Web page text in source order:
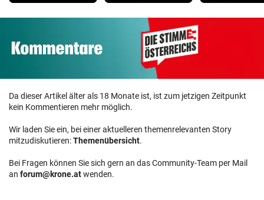
Da dieser Artikel älter als 18 Monate ist, ist zum jetzigen Zeitpunkt
kein Kommentieren mehr möglich.
Wir laden Sie ein, bei einer aktuelleren themenrelevanten Story
mitzudiskutieren:Themenübersicht.
Bei Fragen können Sie sich gern an das Community-Team per Mail
an forum@krone.atwenden.